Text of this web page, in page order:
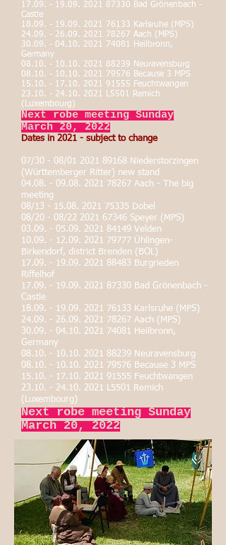
17.09. - 19.09. 2021 87330 Bad Grönenbach -
Castle
18.09. - 19.09. 2021 76133 Karlsruhe (MPS)
24.09. - 26.09. 2021 78267 Aach (MPS)
30.09. - 04.10. 2021 74081 Heilbronn,
Germany
08.10. - 10.10. 2021 88239 Neuravensburg
08.10. - 10.10. 2021 79576 Because 3 MPS
15.10. - 17.10. 2021 91555 Feuchtwangen
23.10. - 24.10. 2021 L5501 Remich
(Luxembourg)
Next robe meeting Sunday
March 20, 2022
Dates in 2021 - subject to change
07/30 - 08/01 2021 89168 Niederstorzingen
(Württemberger Ritter) new stand
04.08. - 09.08. 2021 78267 Aach - The big
meeting
08/13 - 15.08. 2021 75335 Dobel
08/20 - 08/22 2021 67346 Speyer (MPS)
03.09. - 05.09. 2021 84149 Velden
10.09. - 12.09. 2021 79777 Ühlingen-
Birkendorf, district Brenden (BOL)
17.09. - 19.09. 2021 88483 Burgrieden
Riffelhof
17.09. - 19.09. 2021 87330 Bad Grönenbach -
Castle
18.09. - 19.09. 2021 76133 Karlsruhe (MPS)
24.09. - 26.09. 2021 78267 Aach (MPS)
30.09. - 04.10. 2021 74081 Heilbronn,
Germany
08.10. - 10.10. 2021 88239 Neuravensburg
08.10. - 10.10. 2021 79576 Because 3 MPS
15.10. - 17.10. 2021 91555 Feuchtwangen
23.10. - 24.10. 2021 L5501 Remich
(Luxembourg)
Next robe meeting Sunday
March 20, 2022